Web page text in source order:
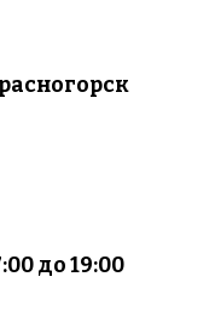
до 19:00